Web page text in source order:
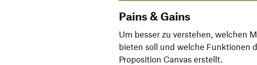
Pains & Gains
Um besser zu verstehen, welchen
bieten soll und welche Funktionen
Proposition Canvas erstellt.